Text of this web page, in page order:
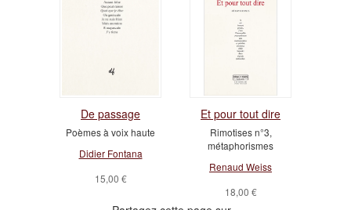
De passage
Poèmes à voix haute
Didier Fontana
15,00 €
Et pour tout dire
Rimotises n°3,
métaphorismes
Renaud Weiss
18,00 €